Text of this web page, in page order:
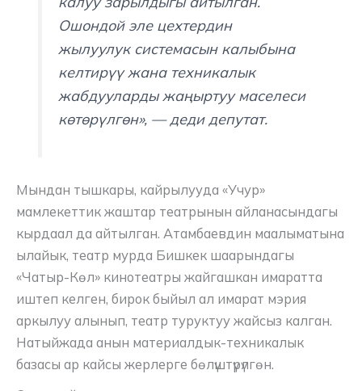
Ошондой эле цехтердин
жылуулук системасын калыбына
келтирүү жана техникалык
жабдууларды жаңыртуу маселеси
көтөрүлгөн», — деди депутат.
Мындан тышкары, кайрылууда «Учур»
мамлекеттик жаштар театрынын айланасындагы
кырдаал да айтылган. Атамбаевдин маалыматына
ылайык, театр мурда Бишкек шаарындагы
«Чатыр-Көл» кинотеатры жайгашкан имаратта
иштеп келген, бирок быйыл ал имарат мэрия
аркылуу алынып, театр туруктуу жайсыз калган.
Натыйжада анын материалдык-техникалык
базасы ар кайсы жерлерге бөлүштүрүлгөн.